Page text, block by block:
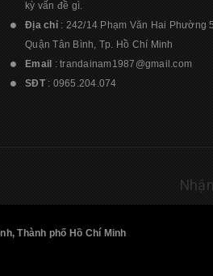
kỳ vấn đề gì.
Địa chỉ : 242/14 Phạm Văn Hai Phường 5,
Quận Tân Bình, Tp. Hồ Chí Minh
Email : trandainam1987@gmail.com
SĐT : 0965.204.074
Thành phố Hồ Chí Minh